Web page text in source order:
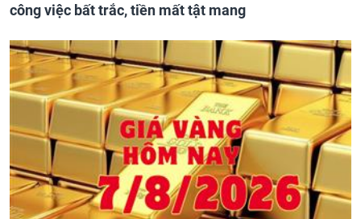
công việc bất trắc, tiền mất tật mang